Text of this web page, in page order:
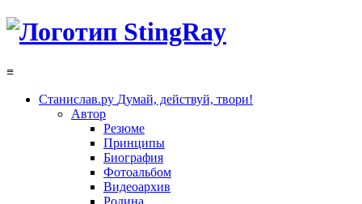
≡
Станислав.ру Думай, действуй, твори!
Автор
Резюме
Принципы
Биография
Фотоальбом
Видеоархив
Родина